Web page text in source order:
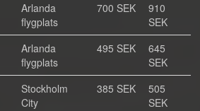
Arlanda
flygplats
700 SEK
910
SEK
Arlanda
flygplats
495 SEK
645
SEK
Stockholm
City
385 SEK
505
SEK